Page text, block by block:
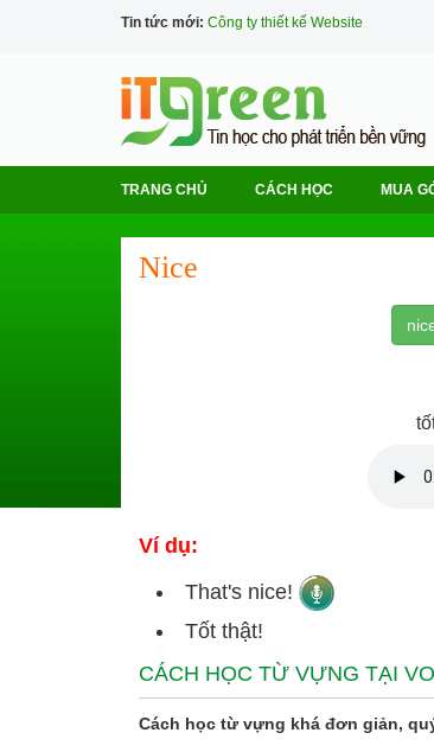
Tin tức mới: Công ty thiết kế Website
TRANG CHỦ CÁCH HỌC MUA
Nice
Ví dụ:
That's nice!
Tốt thật!
CÁCH HỌC TỪ VỰNG TẠI
Cách học từ vựng khá đơn giản,